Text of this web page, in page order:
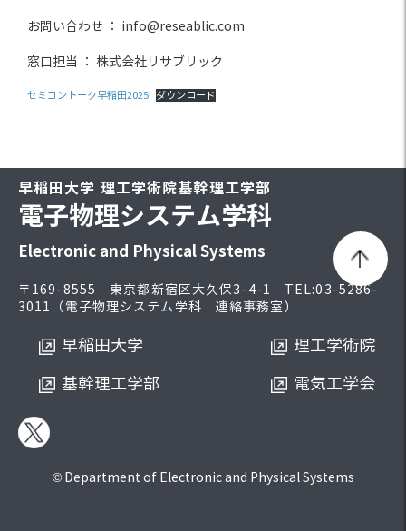
お問い合わせ ： info@reseablic.com
窓口担当 ： 株式会社リサブリック
セミコントーク早稲田2025 ダウンロード
早稲田大学 理工学術院基幹理工学部
電子物理システム学科
Electronic and Physical Systems
〒169-8555 東京都新宿区大久保3-4-1 TEL:03-5286-
3011（電子物理システム学科 連絡事務室）
早稲田大学
理工学術院
基幹理工学部
電気工学会
© Department of Electronic and Physical Systems